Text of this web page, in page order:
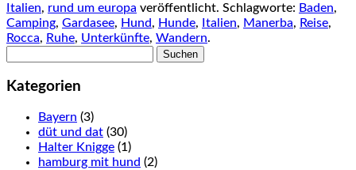
Italien, rund um europa veröffentlicht. Schlagworte: Baden,
Camping, Gardasee, Hund, Hunde, Italien, Manerba, Reise,
Rocca, Ruhe, Unterkünfte, Wandern.
Kategorien
Bayern (3)
düt und dat (30)
Halter Knigge (1)
hamburg mit hund (2)